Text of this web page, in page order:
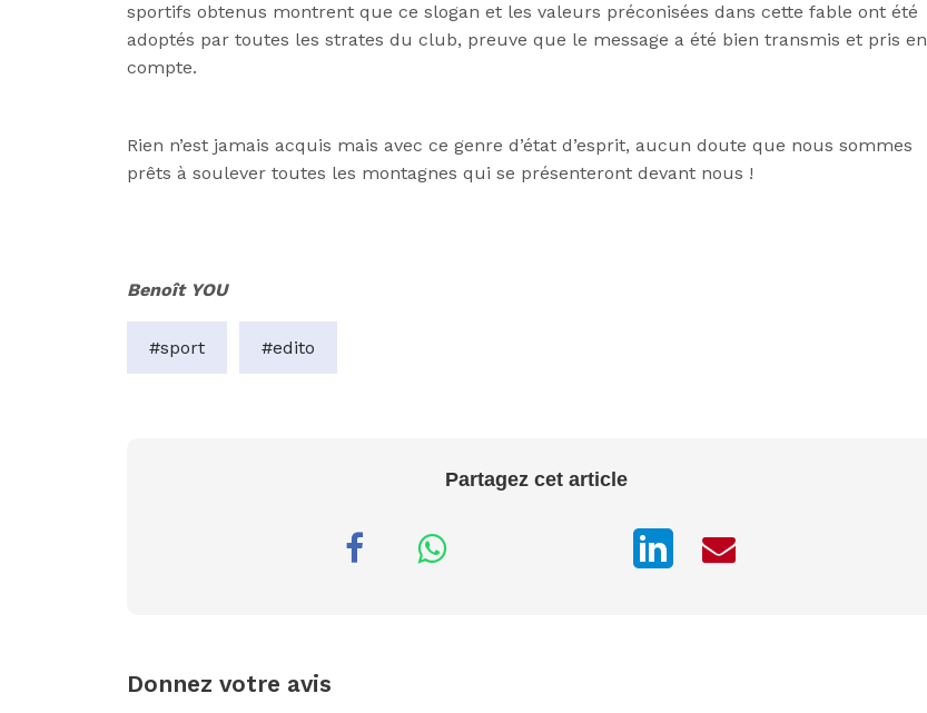
sportifs obtenus montrent que ce slogan et les valeurs préconisées dans cette fable ont été
adoptés par toutes les strates du club, preuve que le message a été bien transmis et pris en
compte.
Rien n’est jamais acquis mais avec ce genre d’état d’esprit, aucun doute que nous sommes
prêts à soulever toutes les montagnes qui se présenteront devant nous !
Benoît YOU
#sport #edito
Partagez cet article
Donnez votre avis